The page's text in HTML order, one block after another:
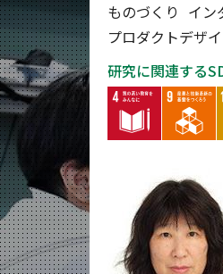
ものづくり イン
プロダクトデザ
研究に関連する